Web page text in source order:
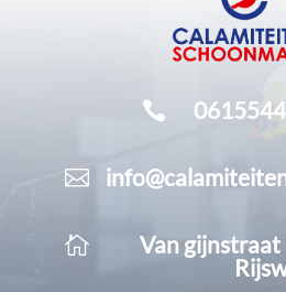



Van gijnstraat